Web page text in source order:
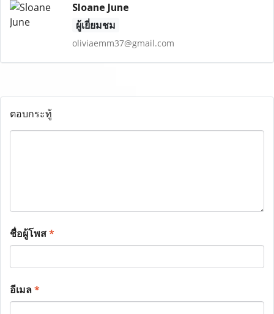
Sloane June
ผู้เยี่ยมชม
oliviaemm37@gmail.com
ตอบกระทู้
ชื่อผู้โพส*
อีเมล*